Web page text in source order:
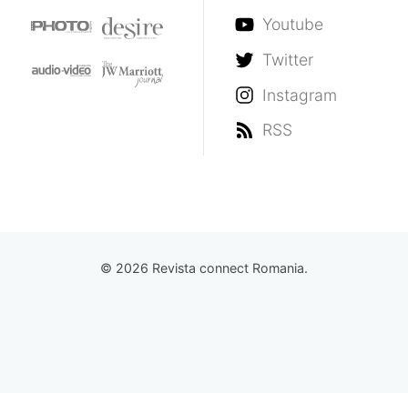
Youtube
Twitter
Instagram
RSS
© 2026 Revista connect Romania.